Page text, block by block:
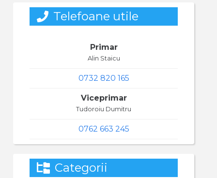
Telefoane utile
Primar
Alin Staicu
0732 820 165
Viceprimar
Tudoroiu Dumitru
0762 663 245
Categorii